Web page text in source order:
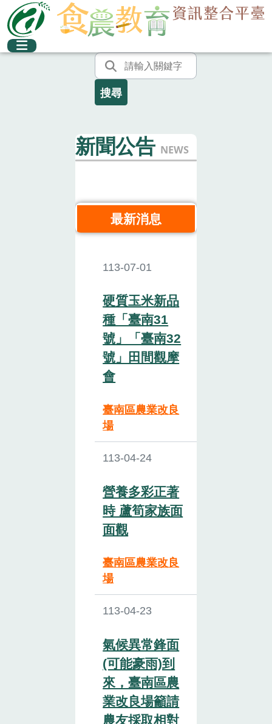
新聞公告 NEWS
最新消息
113-07-01
硬質玉米新品
種「臺南31
號」「臺南32
號」田間觀摩
會
臺南區農業改良
場
113-04-24
營養多彩正著
時 蘆筍家族面
面觀
臺南區農業改良
場
113-04-23
氣候異常鋒面
(可能豪雨)到
來，臺南區農
業改良場籲請
農友採取相對